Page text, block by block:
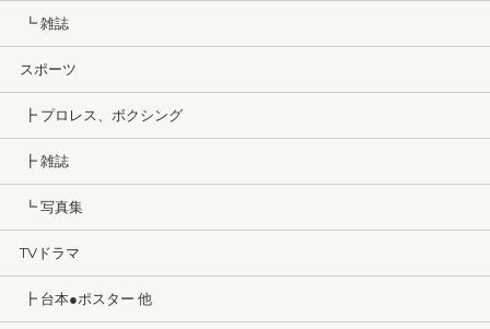
┗ 雑誌
スポーツ
┣ プロレス、ボクシング
┣ 雑誌
┗ 写真集
TVドラマ
┣ 台本●ポスター 他